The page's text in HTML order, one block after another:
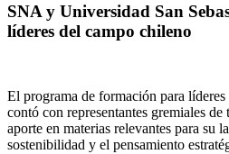
SNA y Universidad San
líderes del campo chileno
El programa de formación para
contó con representantes gremiales
aporte en materias relevantes para su
sostenibilidad y el pensamiento